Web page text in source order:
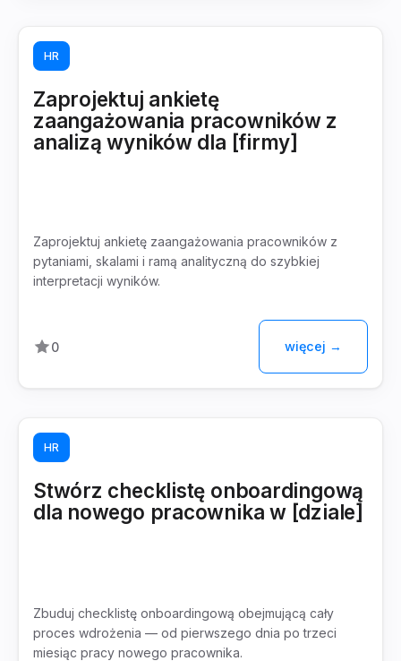
HR
Zaprojektuj ankietę
zaangażowania pracowników z
analizą wyników dla [firmy]
Zaprojektuj ankietę zaangażowania pracowników z
pytaniami, skalami i ramą analityczną do szybkiej
interpretacji wyników.
0 więcej →
HR
Stwórz checklistę onboardingową
dla nowego pracownika w [dziale]
Zbuduj checklistę onboardingową obejmującą cały
proces wdrożenia — od pierwszego dnia po trzeci
miesiąc pracy nowego pracownika.